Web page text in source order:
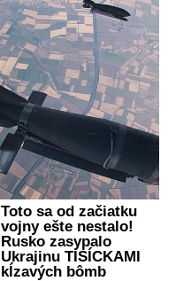
Toto sa od začiatku
vojny ešte nestalo!
Rusko zasypalo
Ukrajinu TISÍCKAMI
kĺzavých bômb